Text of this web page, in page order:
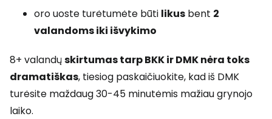
oro uoste turėtumėte būti likus bent 2
valandoms iki išvykimo
8+ valandųskirtumas tarp BKK ir DMK nėra toks
dramatiškas, tiesiog paskaičiuokite, kad iš DMK
turėsite maždaug 30-45 minutėmis mažiau grynojo
laiko.